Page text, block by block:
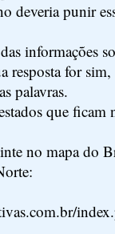
deveria punir
informações
resposta for
palavras.
que ficam
no mapa do